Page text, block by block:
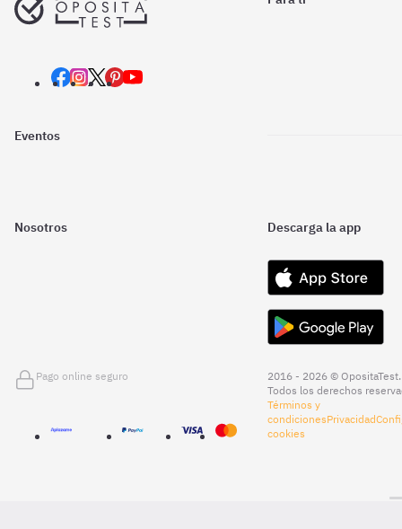
Eventos
Nosotros Descarga la app
Pago online seguro
2016 - 2026 © OpositaTest.
Todos los derechos
Términos y
condicionesPrivacidad
cookies